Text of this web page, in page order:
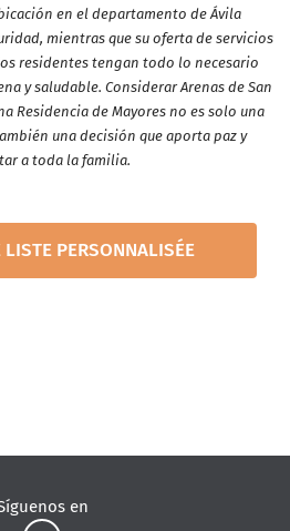
en el departamento de Ávila
mientras que su oferta de servicios
residentes tengan todo lo necesario
y saludable. Considerar Arenas de San
Residencia de Mayores no es solo una
una decisión que aporta paz y
a toda la familia.
PERSONNALISÉE
en